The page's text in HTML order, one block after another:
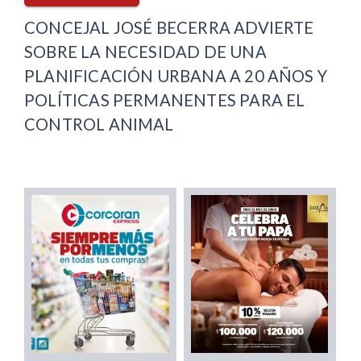
CONCEJAL JOSÉ BECERRA ADVIERTE
SOBRE LA NECESIDAD DE UNA
PLANIFICACIÓN URBANA A 20 AÑOS Y
POLÍTICAS PERMANENTES PARA EL
CONTROL ANIMAL